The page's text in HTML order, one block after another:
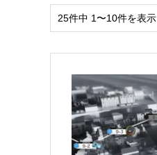
25件中 1〜10件を表示